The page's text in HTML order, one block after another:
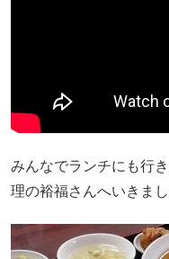
みんなでランチにも行
理の裕福さんへいきまし